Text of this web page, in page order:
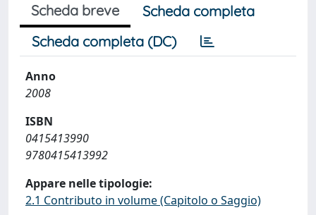
Scheda breve
Scheda completa
Scheda completa (DC)
Anno
2008
ISBN
0415413990
9780415413992
Appare nelle tipologie:
2.1 Contributo in volume (Capitolo o Saggio)